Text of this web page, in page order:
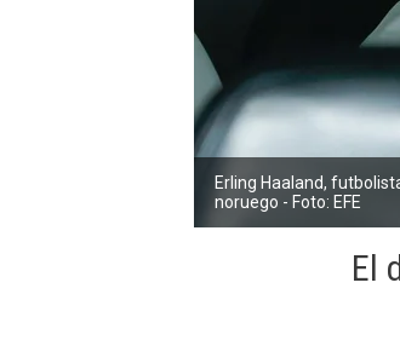
Erling Haaland,
noruego - Foto: EFE
El